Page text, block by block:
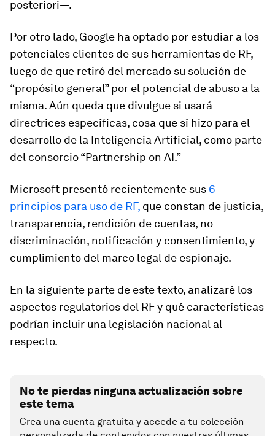
posteriori—.
Por otro lado, Google ha optado por estudiar a los
potenciales clientes de sus herramientas de RF,
luego de que retiró del mercado su solución de
“propósito general” por el potencial de abuso a la
misma. Aún queda que divulgue si usará
directrices específicas, cosa que sí hizo para el
desarrollo de la Inteligencia Artificial, como parte
del consorcio “Partnership on AI.”
Microsoft presentó recientemente sus 6
principios para uso de RF, que constan de justicia,
transparencia, rendición de cuentas, no
discriminación, notificación y consentimiento, y
cumplimiento del marco legal de espionaje.
En la siguiente parte de este texto, analizaré los
aspectos regulatorios del RF y qué características
podrían incluir una legislación nacional al
respecto.
No te pierdas ninguna actualización sobre
este tema
Crea una cuenta gratuita y accede a tu colección